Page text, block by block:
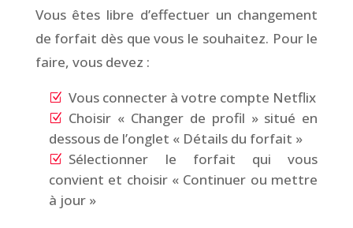
Vous êtes libre d’effectuer un changement
de forfait dès que vous le souhaitez. Pour le
faire, vous devez :
Vous connecter à votre compte Netflix
Choisir « Changer de profil » situé en
dessous de l’onglet « Détails du forfait »
Sélectionner le forfait qui vous
convient et choisir « Continuer ou mettre
à jour »